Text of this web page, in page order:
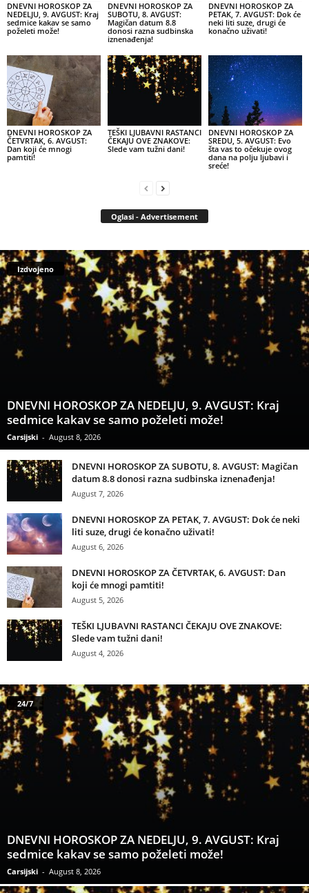
DNEVNI HOROSKOP ZA
NEDELJU, 9. AVGUST: Kraj
sedmice kakav se samo
poželeti može!
DNEVNI HOROSKOP ZA
SUBOTU, 8. AVGUST:
Magičan datum 8.8
donosi razna sudbinska
iznenađenja!
DNEVNI HOROSKOP ZA
PETAK, 7. AVGUST: Dok će
neki liti suze, drugi će
konačno uživati!
DNEVNI HOROSKOP ZA
ČETVRTAK, 6. AVGUST:
Dan koji će mnogi
pamtiti!
TEŠKI LJUBAVNI RASTANCI
ČEKAJU OVE ZNAKOVE:
Slede vam tužni dani!
DNEVNI HOROSKOP ZA
SREDU, 5. AVGUST: Evo
šta vas to očekuje ovog
dana na polju ljubavi i
sreće!
Oglasi - Advertisement
Izdvojeno
DNEVNI HOROSKOP ZA NEDELJU, 9. AVGUST: Kraj
sedmice kakav se samo poželeti može!
Carsijski - August 8, 2026
DNEVNI HOROSKOP ZA SUBOTU, 8. AVGUST: Magičan
datum 8.8 donosi razna sudbinska iznenađenja!
August 7, 2026
DNEVNI HOROSKOP ZA PETAK, 7. AVGUST: Dok će neki
liti suze, drugi će konačno uživati!
August 6, 2026
DNEVNI HOROSKOP ZA ČETVRTAK, 6. AVGUST: Dan
koji će mnogi pamtiti!
August 5, 2026
TEŠKI LJUBAVNI RASTANCI ČEKAJU OVE ZNAKOVE:
Slede vam tužni dani!
August 4, 2026
24/7
DNEVNI HOROSKOP ZA NEDELJU, 9. AVGUST: Kraj
sedmice kakav se samo poželeti može!
Carsijski - August 8, 2026